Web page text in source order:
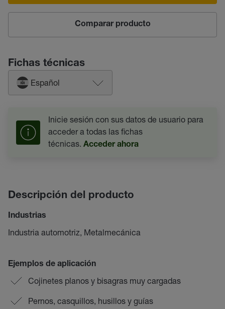
Comparar producto
Fichas técnicas
Español
Inicie sesión con sus datos de usuario para
acceder a todas las fichas
técnicas. Acceder ahora
Descripción del producto
Industrias
Industria automotriz, Metalmecánica
Ejemplos de aplicación
Cojinetes planos y bisagras muy cargadas
Pernos, casquillos, husillos y guías